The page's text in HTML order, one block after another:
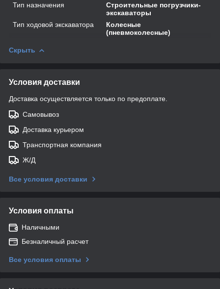
Тип назначения
Строительные погрузчики-
экскаваторы
Тип ходовой экскаватора
Колесные
(пневмоколесные)
Скрыть
Условия доставки
Доставка осуществляется только по предоплате.
Самовывоз
Доставка курьером
Транспортная компания
Ж/Д
Все условия доставки
Условия оплаты
Наличными
Безналичный расчет
Все условия оплаты